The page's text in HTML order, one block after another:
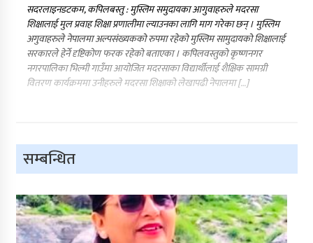
सदरलाइनडटकम, कपिलबस्तु : मुस्लिम समुदायका आगुवाहरुले मदरसा
शिक्षालाई मुल प्रवाह शिक्षा प्रणालीमा ल्याउनका लागि माग गरेका छन् । मुस्लिम
अगुवाहरुले नेपालमा अल्पसंख्यकको रुपमा रहेको मुस्लिम सामुदायको शिक्षालाई
सरकारले हेर्ने दृष्टिकोण फरक रहेको बताएका । कपिलवस्तुको कृष्णनगर
नगरपालिका भिल्मी गाउँमा आयोजित मदरसाका विद्यार्थीलाई शैक्षिक सामग्री
वितरण कार्यक्रममा उनीहरुले मदरसा शिक्षाको लेखापढी नेपालमा […]
सम्बन्धित